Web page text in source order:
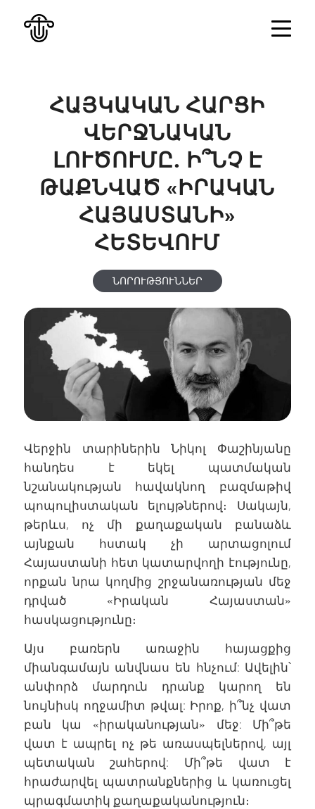
ՀԱՅԿԱԿԱՆ ՀԱՐՑԻ
ՎԵՐՋՆԱԿԱՆ
ԼՈՒԾՈՒՄԸ. Ի՞ՆՉ Է
ԹԱՔՆՎԱԾ «ԻՐԱԿԱՆ
ՀԱՅԱՍՏԱՆԻ»
ՀԵՏԵՎՈՒՄ
ՆՈՐՈՒԹՅՈՒՆՆԵՐ
Վերջին տարիներին Նիկոլ Փաշինյանը
հանդես է եկել պատմական
նշանակության հավակնող բազմաթիվ
պոպուլիստական ելույթներով։ Սակայն,
թերևս, ոչ մի քաղաքական բանաձև
այնքան հստակ չի արտացոլում
Հայաստանի հետ կատարվողի էությունը,
որքան նրա կողմից շրջանառության մեջ
դրված «Իրական Հայաստան»
հասկացությունը։
Այս բառերն առաջին հայացքից
միանգամայն անվնաս են հնչում: Ավելին՝
անփորձ մարդուն դրանք կարող են
նույնիսկ ողջամիտ թվալ: Իրոք, ի՞նչ վատ
բան կա «իրականության» մեջ: Մի՞թե
վատ է ապրել ոչ թե առասպելներով, այլ
պետական շահերով: Մի՞թե վատ է
հրաժարվել պատրանքներից և կառուցել
պրագմատիկ քաղաքականություն։